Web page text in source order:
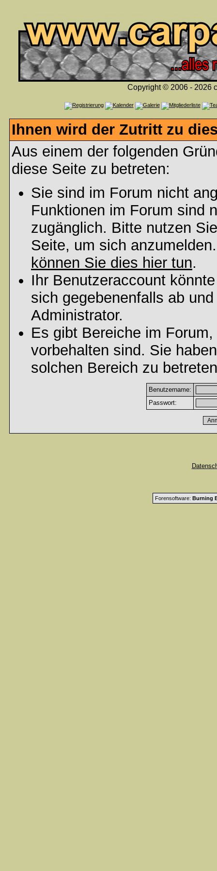
Copyright © 2006 - 2026
Ihnen wird der Zutritt zu
Aus einem der folgenden
diese Seite zu betreten:
Sie sind im Forum nicht
Funktionen im Forum sind
zugänglich. Bitte nutzen
Seite, um sich
können Sie dies hier tun.
Ihr Benutzeraccount
sich gegebenenfalls ab
Administrator.
Es gibt Bereiche im
vorbehalten sind. Sie
solchen Bereich zu
Benutzername:
Passwort:
Forensoftware: Burning